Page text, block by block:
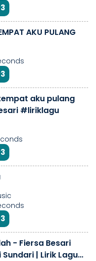
BESARI TEMPAT AKU PULANG
aku pulang
#liriklagu
- Fiersa Besari
| Lirik Lagu